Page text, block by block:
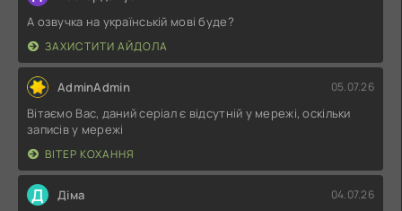
А озвучка на українській мові буде?
ЗАХИСТИТИ АЙДОЛА
AdminAdmin 05.07.26
Вітаємо Вас, даний серіал є відсутній у мережі, оскільки
записів у мережі
ВІТЕР КОХАННЯ
Д Діма 04.07.26